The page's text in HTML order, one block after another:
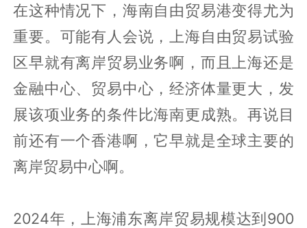
在这种情况下，海南自由贸易港变得尤为
重要。可能有人会说，上海自由贸易试验
区早就有离岸贸易业务啊，而且上海还是
金融中心、贸易中心，经济体量更大，发
展该项业务的条件比海南更成熟。再说目
前还有一个香港啊，它早就是全球主要的
离岸贸易中心啊。
2024年，上海浦东离岸贸易规模达到900